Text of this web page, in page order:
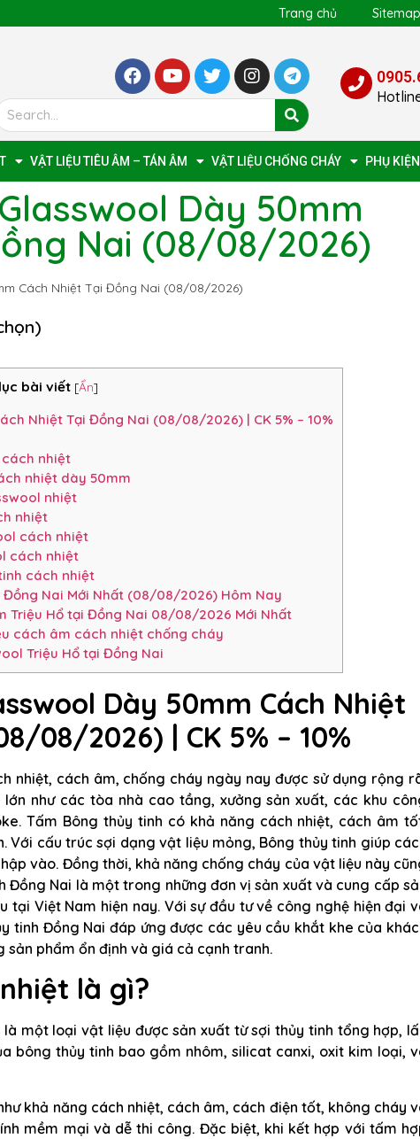
Trang chủ Sitemap
VẬT LIỆU TIÊU ÂM – TÁN ÂM VẬT LIỆU CHỐNG CHÁY PHỤ
Dày 50mm
Nai (08/08/2026)
Cách Nhiệt Tại Đồng Nai (08/08/2026)
bài viết [Ẩn]
Nhiệt Tại Đồng Nai (08/08/2026) | CK 5% – 10%
nhiệt
nhiệt dày 50mm
nhiệt
nhiệt
cách nhiệt
cách nhiệt
cách nhiệt
Nai Mới Nhất (08/08/2026) Hôm Nay
Triệu Hổ tại Đồng Nai 08/08/2026 Mới Nhất
cách âm cách nhiệt chống cháy
Triệu Hổ tại Đồng Nai
Dày 50mm Cách Nhiệt
08/2026) | CK 5% – 10%
nhiệt, cách âm, chống cháy ngày nay được sử dụng rộng
như các tòa nhà cao tầng, xưởng sản xuất, các khu
Tấm Bông thủy tinh có khả năng cách nhiệt, cách âm
Với cấu trúc sợi dạng vật liệu mỏng, Bông thủy tinh giúp
vào. Đồng thời, khả năng chống cháy của vật liệu này
Đồng Nai là một trong những đơn vị sản xuất và cung cấp
tại Việt Nam hiện nay. Với sự đầu tư về công nghệ hiện đại
tinh Đồng Nai đáp ứng được các yêu cầu khắt khe của
phẩm ổn định và giá cả cạnh tranh.
là gì?
một loại vật liệu được sản xuất từ sợi thủy tinh tổng hợp,
bông thủy tinh bao gồm nhôm, silicat canxi, oxit kim loại,
khả năng cách nhiệt, cách âm, cách điện tốt, không cháy
mềm mại và dễ thi công. Đặc biệt, khi kết hợp với tấm